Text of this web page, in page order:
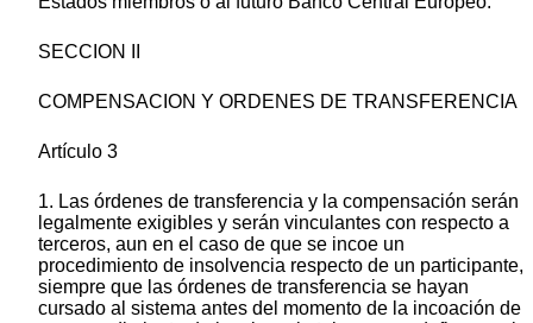
SECCION II
COMPENSACION Y ORDENES DE TRANSFERENCIA
Artículo 3
1. Las órdenes de transferencia y la compensación serán
legalmente exigibles y serán vinculantes con respecto a
terceros, aun en el caso de que se incoe un
procedimiento de insolvencia respecto de un participante,
siempre que las órdenes de transferencia se hayan
cursado al sistema antes del momento de la incoación de